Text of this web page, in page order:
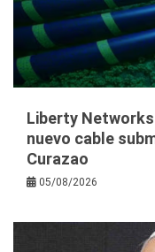
Liberty Networks
nuevo cable
Curazao
05/08/2026